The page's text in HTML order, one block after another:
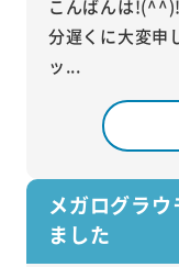
こんばんは
分遅くに大変申
ッ...
メガログラ
ました